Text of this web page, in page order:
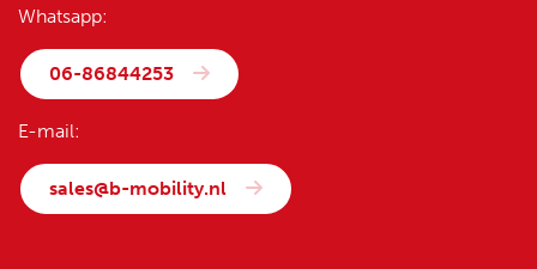
Whatsapp:
06-86844253
E-mail:
sales@b-mobility.nl